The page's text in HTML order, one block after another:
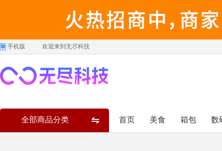
手机版 欢迎来到无尽科技
全部商品分类 首页 美食 箱包 数